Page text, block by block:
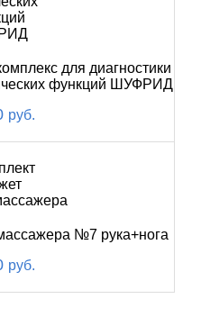
для диагностики
функций ШУФРИД
руб.
№7 рука+нога
руб.